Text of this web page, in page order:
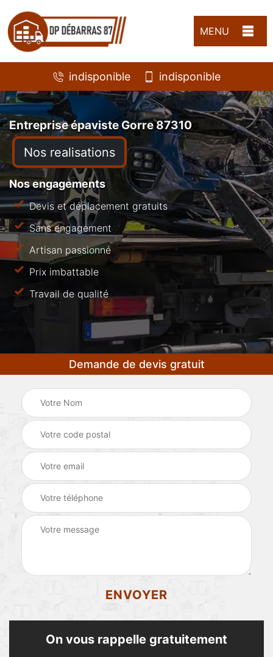
MENU
indisponible indisponible
Entreprise épaviste Gorre 87310
Nos realisations
Nos engagements
Devis et déplacement gratuits
Sans engagement
Artisan passionné
Prix imbattable
Travail de qualité
Demande de devis gratuit
On vous rappelle gratuitement